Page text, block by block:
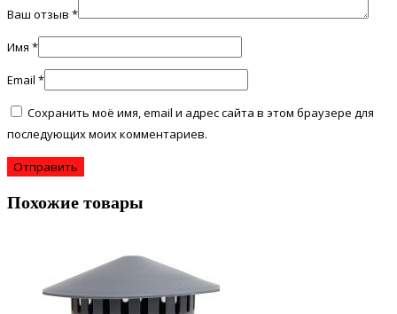
Ваш отзыв *
Имя *
Email *
Сохранить моё имя, email и адрес сайта в этом браузере для
последующих моих комментариев.
Похожие товары